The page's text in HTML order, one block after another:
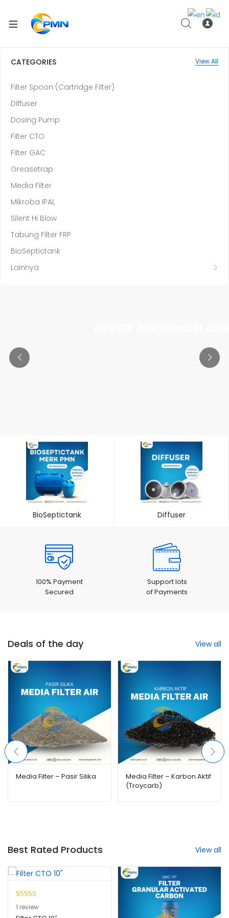
CATEGORIES View All
Filter Spoon (Cartridge Filter)
Diffuser
Dosing Pump
Filter CTO
Filter GAC
Greasetrap
Media Filter
Mikroba IPAL
Silent Hi Blow
Tabung Filter FRP
BioSeptictank
Lainnya
Solusi depot air minum dengan desain fleksibel dan sistem filtrasi modern
untuk menghasilkan air minum yang bersih, sehat, dan berkualitas.
BioSeptictank Diffuser
100% Payment
Secured
Support lots
of Payments
Deals of the day View all
Media Filter – Pasir Silika
Media Filter – Karbon Aktif
(Troycarb)
Best Rated Products View all
Peringkat
5.00dari 5
11 review